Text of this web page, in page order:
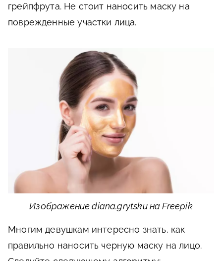
грейпфрута. Не стоит наносить маску на
поврежденные участки лица.
Изображение diana.grytsku на Freepik
Многим девушкам интересно знать, как
правильно наносить черную маску на лицо.